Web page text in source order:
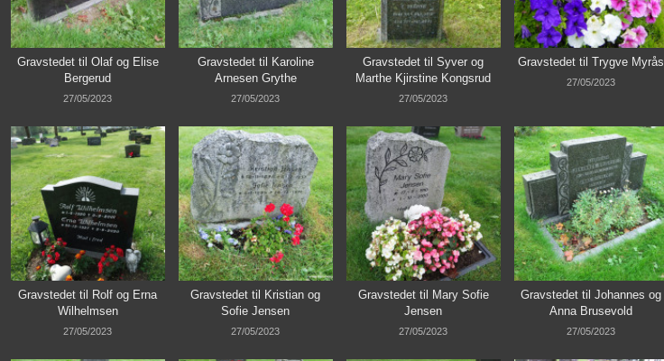
Gravstedet til Olaf og Elise
Bergerud
27/05/2023
Gravstedet til Karoline
Arnesen Grythe
27/05/2023
Gravstedet til Syver og
Marthe Kjirstine Kongsrud
27/05/2023
Gravstedet til Trygve Myrås
27/05/2023
Gravstedet til Rolf og Erna
Wilhelmsen
27/05/2023
Gravstedet til Kristian og
Sofie Jensen
27/05/2023
Gravstedet til Mary Sofie
Jensen
27/05/2023
Gravstedet til Johannes og
Anna Brusevold
27/05/2023